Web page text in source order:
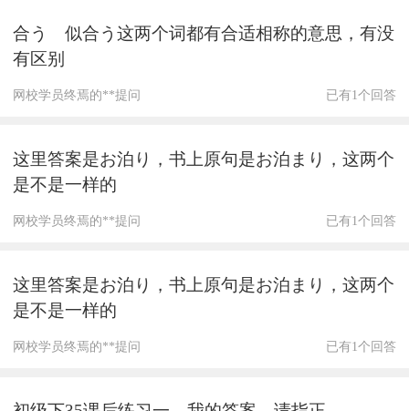
合う 似合う这两个词都有合适相称的意思，有没
有区别
网校学员终焉的**提问 已有1个回答
这里答案是お泊り，书上原句是お泊まり，这两个
是不是一样的
网校学员终焉的**提问 已有1个回答
这里答案是お泊り，书上原句是お泊まり，这两个
是不是一样的
网校学员终焉的**提问 已有1个回答